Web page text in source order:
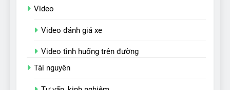
Video
Video đánh giá xe
Video tình huống trên đường
Tài nguyên